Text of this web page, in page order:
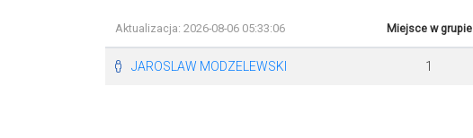
Aktualizacja: 2026-08-06 05:33:06 Miejsce w grupie
JAROSLAW MODZELEWSKI 1